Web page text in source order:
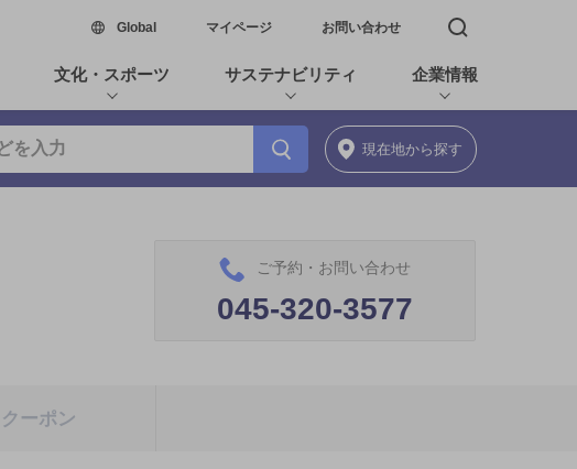
Global新しいウィンドウで開く
マイページ お問い合わせ 検索窓を開く
文化・スポーツ サステナビリティ 企業情報
現在地から探す
ご予約・お問い合わせ
045-320-3577
クーポン